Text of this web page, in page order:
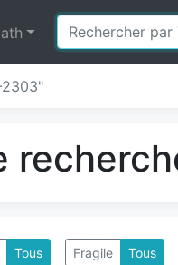
Tous Fragile Tous